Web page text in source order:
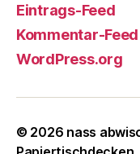
Eintrags-Feed
Kommentar-Feed
WordPress.org
© 2026 nass